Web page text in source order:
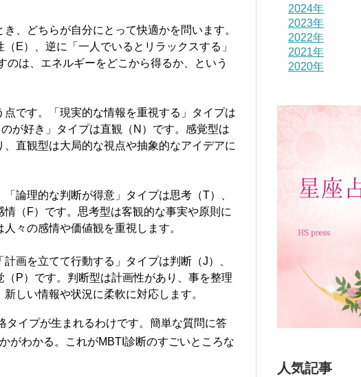
、どちらが自分にとって快適かを問います。
E）、逆に「一人でいるとリラックスする」
のは、エネルギーをどこから得るか、という
です。「現実的な情報を重視する」タイプは
が好き」タイプは直観（N）です。感覚型は
直観型は大局的な視点や抽象的なアイデアに
論理的な判断が得意」タイプは思考（T）、
（F）です。思考型は客観的な事実や原則に
々の感情や価値観を重視します。
画を立てて行動する」タイプは判断（J）、
P）です。判断型は計画性があり、事を整理
しい情報や状況に柔軟に対応します。
タイプが生まれるわけです。簡単な質問に答
がわかる。これがMBTI診断のすごいところな
2024年
2023年
2022年
2021年
2020年
人気記事